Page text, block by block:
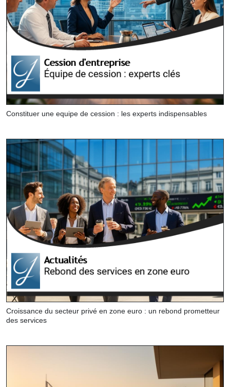
Constituer une equipe de cession : les experts indispensables
Croissance du secteur privé en zone euro : un rebond prometteur
des services